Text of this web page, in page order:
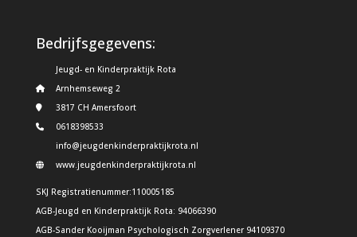
Bedrijfsgegevens:
Jeugd- en Kinderpraktijk Rota
Arnhemseweg 2
3817 CH Amersfoort
0618398533
info@jeugdenkinderpraktijkrota.nl
www.jeugdenkinderpraktijkrota.nl
SKJ Registratienummer:110005185
AGB-Jeugd en Kinderpraktijk Rota: 94066390
AGB-Sander Kooijman Psychologisch Zorgverlener 94109370